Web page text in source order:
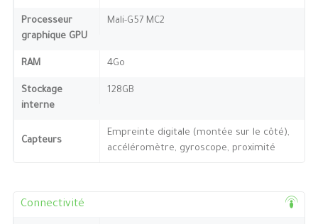
Processeur
graphique GPU
Mali-G57 MC2
RAM 4Go
Stockage
interne
128GB
Capteurs
Empreinte digitale (montée sur le côté),
accéléromètre, gyroscope, proximité
Connectivité